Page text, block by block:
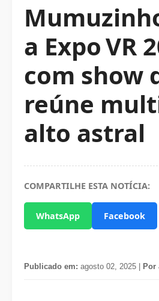
a Expo VR
com show
reúne
alto astral
COMPARTILHE ESTA NOTÍCIA:
WhatsApp Facebook
Publicado em: agosto 02, 2025 | Por